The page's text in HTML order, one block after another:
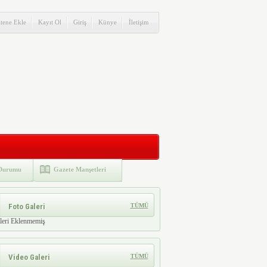
Ekle Kayıt Ol Giriş Künye İletişim
Gazete Manşetleri
Foto Galeri TÜMÜ
Eklenmemiş
Video Galeri TÜMÜ